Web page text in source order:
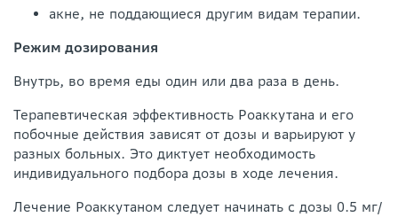
акне, не поддающиеся другим видам терапии.
Режим дозирования
Внутрь, во время еды один или два раза в день.
Терапевтическая эффективность Роаккутана и его
побочные действия зависят от дозы и варьируют у
разных больных. Это диктует необходимость
индивидуального подбора дозы в ходе лечения.
Лечение Роаккутаном следует начинать с дозы 0.5 мг/